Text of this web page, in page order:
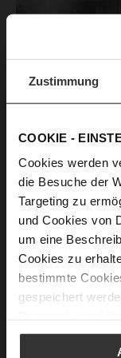
Zustimmung
COOKIE -
Cookies werden
die Besuche der
Targeting zu
und Cookies von
um eine
Cookies zu
bestimmte
gespeichert